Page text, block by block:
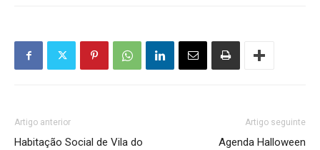
Artigo anterior
Habitação Social de Vila do
Artigo seguinte
Agenda Halloween